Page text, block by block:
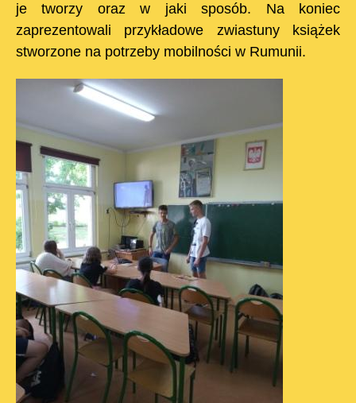
je tworzy oraz w jaki sposób. Na koniec
zaprezentowali przykładowe zwiastuny książek
stworzone na potrzeby mobilności w Rumunii.